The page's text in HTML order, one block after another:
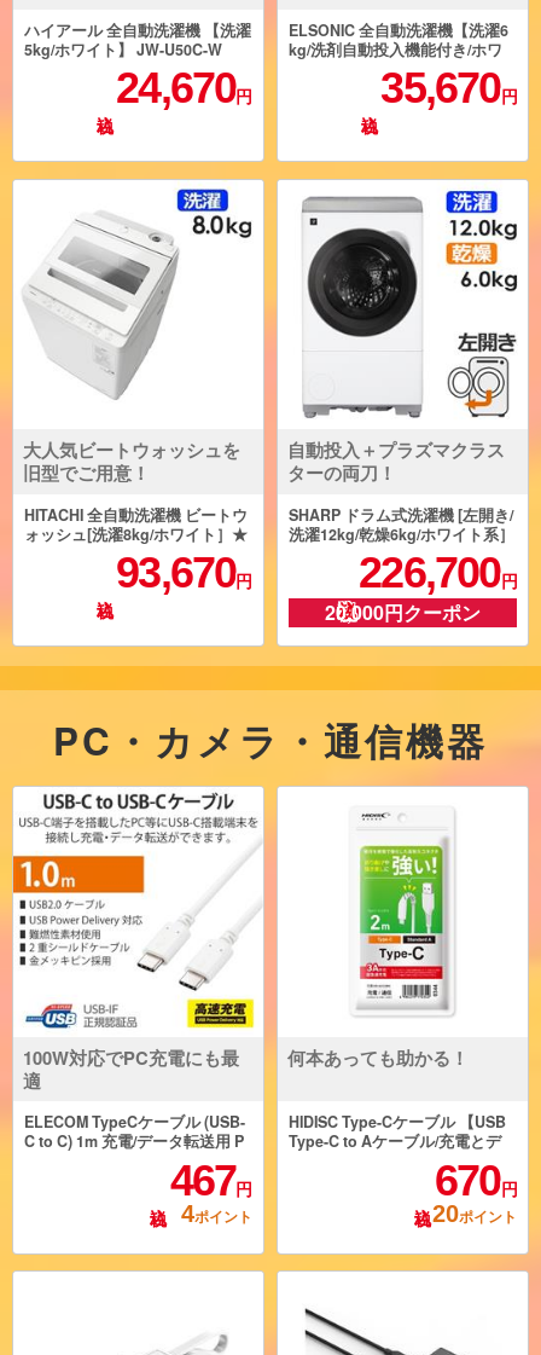
ハイアール 全自動洗濯機 【洗濯
5kg/ホワイト】 JW-U50C-W
24,670円
ELSONIC 全自動洗濯機【洗濯6
kg/洗剤自動投入機能付き/ホワ
イト】 ESM-L60ADD35,670 円
大人気ビートウォッシュを
旧型でご用意！
HITACHI 全自動洗濯機 ビートウ
ォッシュ[洗濯8kg/ホワイト］★
大型配送対象商品 BW-V80M-W
93,670円
自動投入＋プラズマクラス
ターの両刀！
SHARP ドラム式洗濯機 [左開き/
洗濯12kg/乾燥6kg/ホワイト系］
★大型配送対象商品 ES-12P1-W
226,700 円
20,000円クーポン
PC・カメラ・通信機器
100W対応でPC充電にも最
適
ELECOM TypeCケーブル (USB-
C to C) 1m 充電/データ転送用 P
D 100W 5A USB2.0 コンパクト
コネクタ ホワイト U2C-CC5PC1
467円
4ポイント
何本あっても助かる！
HIDISC Type-Cケーブル 【USB
Type-C to Aケーブル/充電とデ
ータ転送用/2m/ホワイト 】 HD-
670円
20ポイント